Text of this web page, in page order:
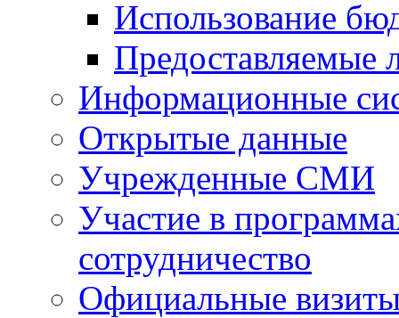
Использование
Предоставляемые
Информационные
Открытые данные
Учрежденные СМИ
Участие в
сотрудничество
Официальные